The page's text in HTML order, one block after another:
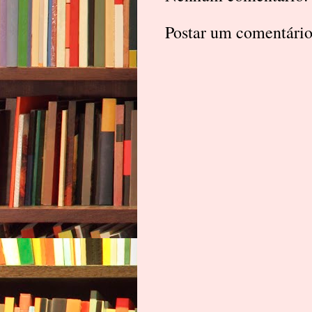
Postar um comentário